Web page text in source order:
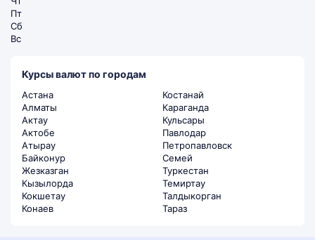
Пт
Сб
Вс
Курсы валют по городам
Астана
Алматы
Актау
Актобе
Атырау
Байконур
Жезказган
Кызылорда
Кокшетау
Конаев
Костанай
Караганда
Кульсары
Павлодар
Петропавловск
Семей
Туркестан
Темиртау
Талдыкорган
Тараз